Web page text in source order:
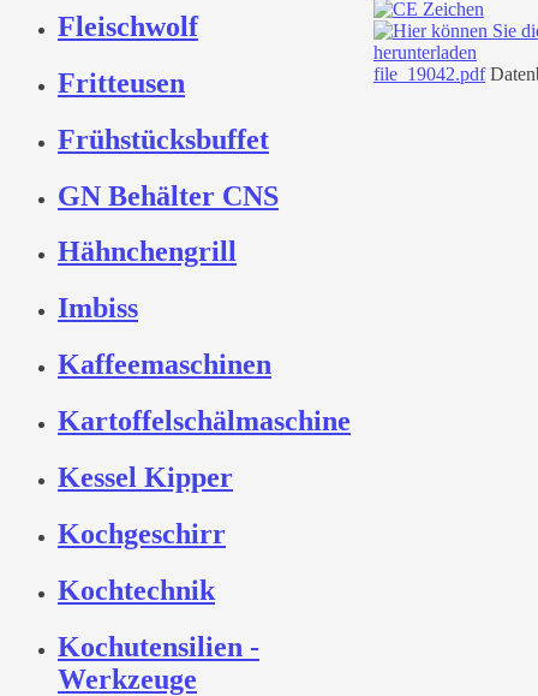
Fleischwolf
Fritteusen
Frühstücksbuffet
GN Behälter CNS
Hähnchengrill
Imbiss
Kaffeemaschinen
Kartoffelschälmaschine
Kessel Kipper
Kochgeschirr
Kochtechnik
Kochutensilien -
Werkzeuge
file_19042.pdf